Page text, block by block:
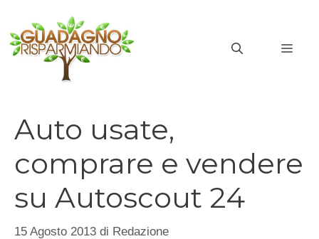
contenuto
Auto usate,
comprare e vendere
su Autoscout 24
15 Agosto 2013 di Redazione